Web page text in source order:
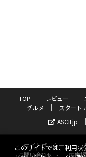
TOP レビュー
グルメ
スタート
ASCII.jp
サイトポリシー
お問い合わせ
広告
このサイトでは、利用